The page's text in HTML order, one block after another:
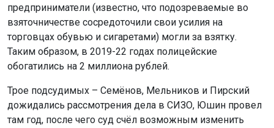
предприниматели (известно, что подозреваемые во
взяточничестве сосредоточили свои усилия на
торговцах обувью и сигаретами) могли за взятку.
Таким образом, в 2019-22 годах полицейские
обогатились на 2 миллиона рублей.
Трое подсудимых – Семёнов, Мельников и Пирский
дожидались рассмотрения дела в СИЗО, Юшин провел
там год, после чего суд счёл возможным изменить